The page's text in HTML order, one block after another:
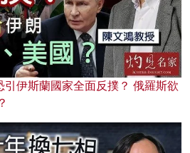
伊斯蘭國家全面反撲？ 俄羅斯欲